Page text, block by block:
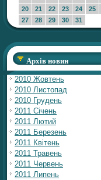
20
21 22 23 24 25
27
28 29 30 31
Архів новин
2010 Жовтень
2010 Листопад
2010 Грудень
2011 Січень
2011 Лютий
2011 Березень
2011 Квітень
2011 Травень
2011 Червень
2011 Липень